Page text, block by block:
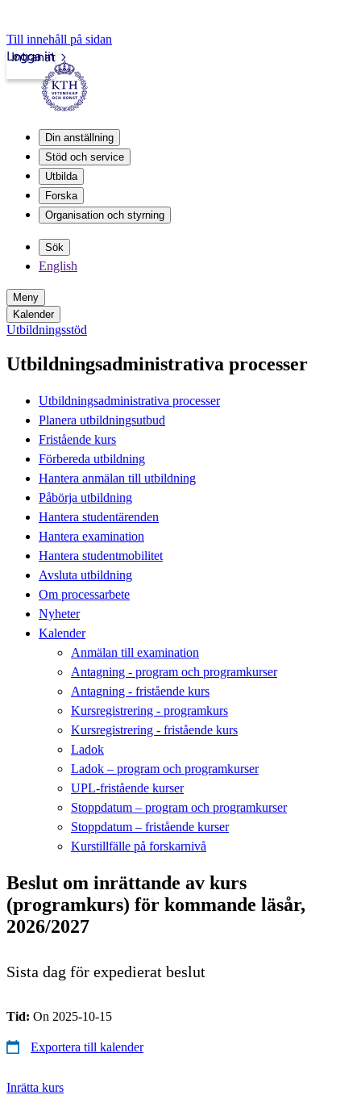
Till innehåll på sidan
Intranät
Logga in
Din anställning
Stöd och service
Utbilda
Forska
Organisation och styrning
Sök
English
Meny
Kalender
Utbildningsstöd
Utbildningsadministrativa processer
Utbildningsadministrativa processer
Planera utbildningsutbud
Fristående kurs
Förbereda utbildning
Hantera anmälan till utbildning
Påbörja utbildning
Hantera studentärenden
Hantera examination
Hantera studentmobilitet
Avsluta utbildning
Om processarbete
Nyheter
Kalender
Anmälan till examination
Antagning - program och programkurser
Antagning - fristående kurs
Kursregistrering - programkurs
Kursregistrering - fristående kurs
Ladok
Ladok – program och programkurser
UPL-fristående kurser
Stoppdatum – program och programkurser
Stoppdatum – fristående kurser
Kurstillfälle på forskarnivå
Beslut om inrättande av kurs
(programkurs) för kommande läsår,
2026/2027
Sista dag för expedierat beslut
Tid: On 2025-10-15
Exportera till kalender
Inrätta kurs